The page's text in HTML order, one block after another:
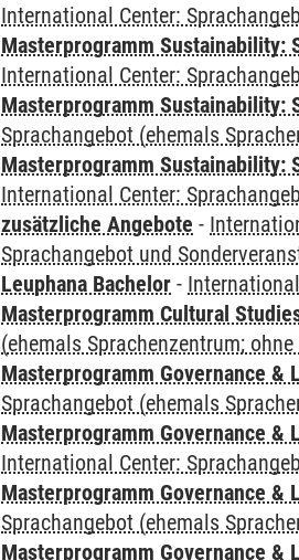
International Center:
Masterprogramm Sustainability:
International Center:
Masterprogramm Sustainability:
Sprachangebot (ehemals
Masterprogramm Sustainability:
International Center:
zusätzliche Angebote -
Sprachangebot und
Leuphana Bachelor -
Masterprogramm Cultural
(ehemals Sprachenzentrum; ohne
Masterprogramm Governance &
Sprachangebot (ehemals
Masterprogramm Governance &
International Center:
Masterprogramm Governance &
Sprachangebot (ehemals
Masterprogramm Governance &